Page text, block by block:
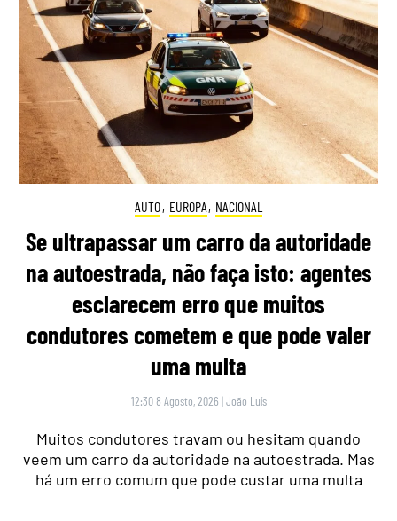
AUTO, EUROPA, NACIONAL
Se ultrapassar um carro da autoridade
na autoestrada, não faça isto: agentes
esclarecem erro que muitos
condutores cometem e que pode valer
uma multa
12:30 8 Agosto, 2026 |João Luís
Muitos condutores travam ou hesitam quando
veem um carro da autoridade na autoestrada. Mas
há um erro comum que pode custar uma multa